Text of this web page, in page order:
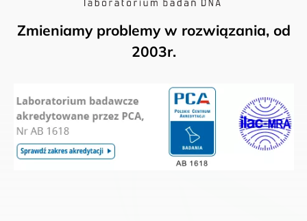
Zmieniamy problemy w rozwiązania, od
2003r.